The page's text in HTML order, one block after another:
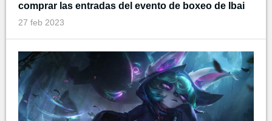
comprar las entradas del evento de boxeo de Ibai
27 feb 2023